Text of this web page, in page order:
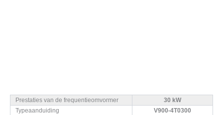
Prestaties van de frequentieomvormer
30 kW
Typeaanduiding
V900-4T0300